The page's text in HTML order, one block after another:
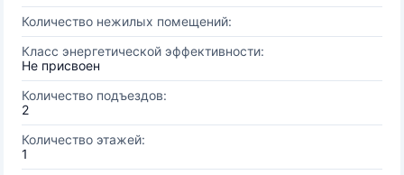
Количество нежилых помещений:
Класс энергетической эффективности:
Не присвоен
Количество подъездов:
2
Количество этажей:
1